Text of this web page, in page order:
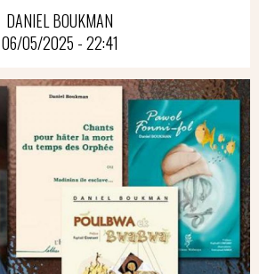
DANIEL BOUKMAN
06/05/2025 - 22:41